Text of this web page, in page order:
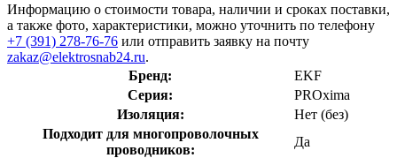
Информацию о стоимости товара, наличии и сроках поставки,
а также фото, характеристики, можно уточнить по телефону
+7 (391) 278-76-76 или отправить заявку на почту
zakaz@elektrosnab24.ru.
Бренд:
EKF
Серия:
PROxima
Изоляция:
Нет (без)
Подходит для многопроволочных
проводников:
Да